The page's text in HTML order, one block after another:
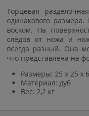
Торцевая
одинакового
воском. На
следов от ножа и
всегда разный. Она
что представлена на
Размеры: 25 х 25 х
Материал: дуб
Вес: 2,2 кг